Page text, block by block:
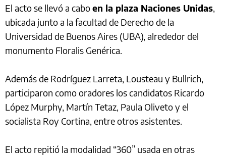
El acto se llevó a caboen la plaza Naciones Unidas,
ubicada junto a la facultad de Derecho de la
Universidad de Buenos Aires (UBA), alrededor del
monumento Floralis Genérica.
Además de Rodríguez Larreta, Lousteau y Bullrich,
participaron como oradores los candidatos Ricardo
López Murphy, Martín Tetaz, Paula Oliveto y el
socialista Roy Cortina, entre otros asistentes.
El acto repitió la modalidad “360” usada en otras